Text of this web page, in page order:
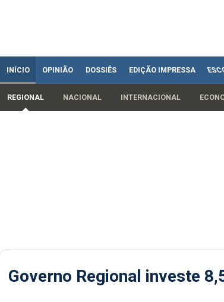
INÍCIO OPINIÃO DOSSIÊS EDIÇÃO IMPRESSA
REGIONAL NACIONAL INTERNACIONAL
Governo Regional investe